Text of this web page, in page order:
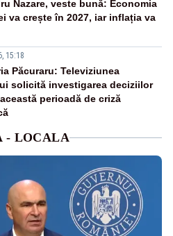
Nazare, veste bună: Economia
va crește în 2027, iar inflația va
15:18
Păcuraru: Televiziunea
solicită investigarea deciziilor
perioadă de criză
- LOCALA